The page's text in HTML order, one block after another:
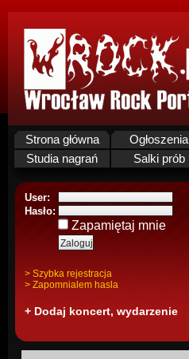
Strona główna Ogłoszenia
Studia nagrań
Salki prób
User:
Hasło:
Zapamiętaj mnie
> Szybka rejestracja
> Zapomnialem hasla
+ Dodaj koncert, wydarzenie